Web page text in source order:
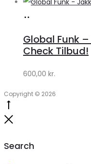
Lykke
Lykke
Global Funk
Check Tilbud!
600,00 kr.
Copyright © 2026
Search